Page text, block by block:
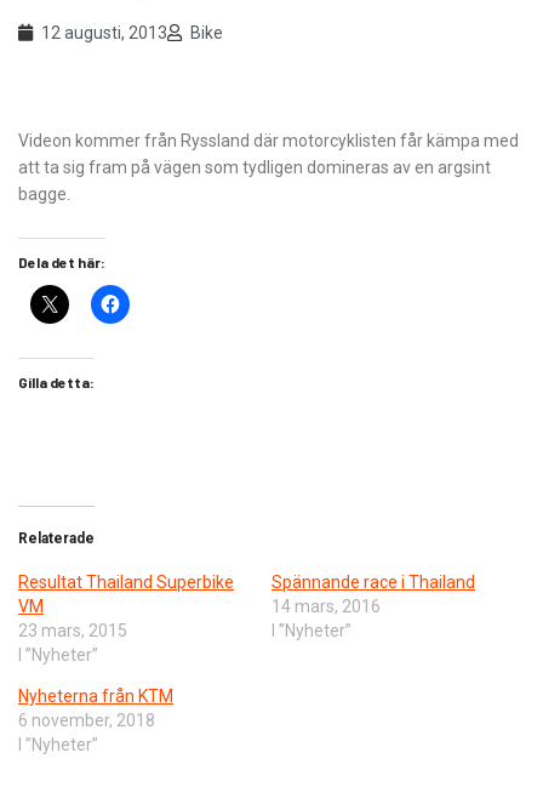
12 augusti, 2013 Bike
Videon kommer från Ryssland där motorcyklisten får kämpa med
att ta sig fram på vägen som tydligen domineras av en argsint
bagge.
Dela det här:
Gilla detta:
Relaterade
Resultat Thailand Superbike
VM
23 mars, 2015
I ”Nyheter”
Spännande race i Thailand
14 mars, 2016
I ”Nyheter”
Nyheterna från KTM
6 november, 2018
I ”Nyheter”